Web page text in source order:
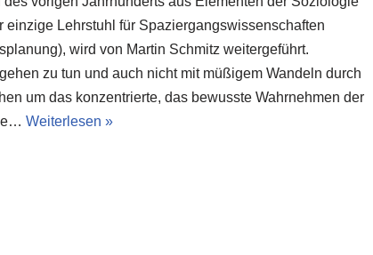
Lehrstuhl für Spaziergangswissenschaften
wird von Martin Schmitz weitergeführt.
zu tun und auch nicht mit müßigem Wandeln durch
um das konzentrierte, das bewusste Wahrnehmen der
Weiterlesen »